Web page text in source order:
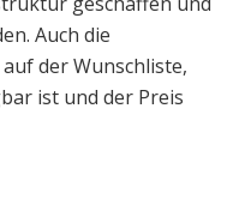
Auch die
der Wunschliste,
ist und der Preis